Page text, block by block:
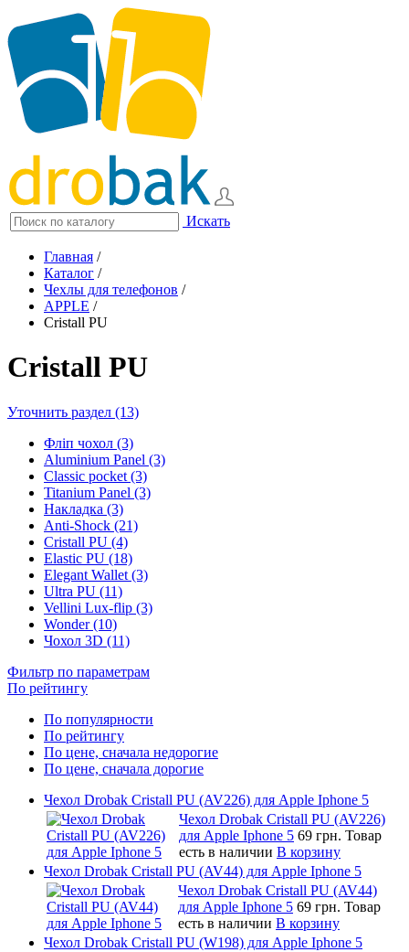
Искать
Главная /
Каталог /
Чехлы для телефонов /
APPLE /
Cristall PU
Cristall PU
Уточнить раздел (13)
Фліп чохол (3)
Aluminium Panel (3)
Classic pocket (3)
Titanium Panel (3)
Накладка (3)
Anti-Shock (21)
Cristall PU (4)
Elastic PU (18)
Elegant Wallet (3)
Ultra PU (11)
Vellini Lux-flip (3)
Wonder (10)
Чохол 3D (11)
Фильтр по параметрам
По рейтингу
По популярности
По рейтингу
По цене, сначала недорогие
По цене, сначала дорогие
Чехол Drobak Cristall PU (AV226) для Apple Iphone 5
Чехол Drobak Cristall PU (AV226)
для Apple Iphone 5 69 грн. Товар
есть в наличии В корзину
Чехол Drobak Cristall PU (AV44) для Apple Iphone 5
Чехол Drobak Cristall PU (AV44)
для Apple Iphone 5 69 грн. Товар
есть в наличии В корзину
Чехол Drobak Cristall PU (W198) для Apple Iphone 5